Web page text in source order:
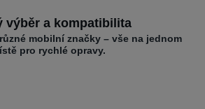
výběr a kompatibilita
mobilní značky – vše na jednom
pro rychlé opravy.